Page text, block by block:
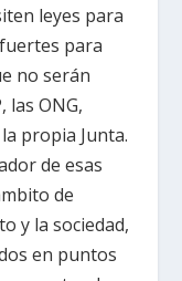
leyes para
para
no serán
las ONG,
propia Junta.
de esas
de
y la sociedad,
en puntos